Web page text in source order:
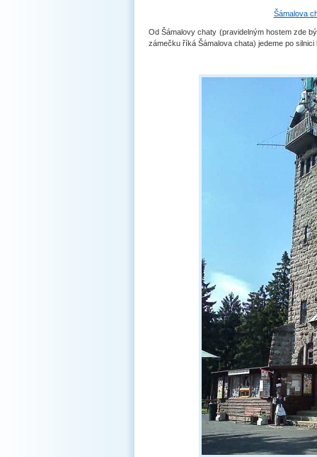
Šámalova
Od Šámalovy chaty (pravidelným hostem zde
zámečku říká Šámalova chata) jedeme po